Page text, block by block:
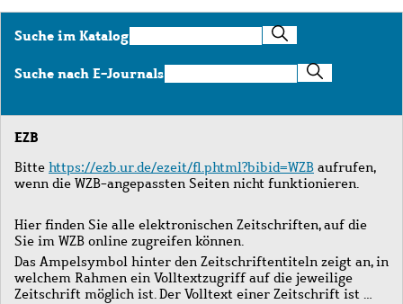
Suche im KatalogSuche
im
Katalog
Suche nach E-JournalsSuche
nach
Journals
EZB
Bitte https://ezb.ur.de/ezeit/fl.phtml?bibid=WZB aufrufen,
wenn die WZB-angepassten Seiten nicht funktionieren.
Hier finden Sie alle elektronischen Zeitschriften, auf die
Sie im WZB online zugreifen können.
Das Ampelsymbol hinter den Zeitschriftentiteln zeigt an, in
welchem Rahmen ein Volltextzugriff auf die jeweilige
Zeitschrift möglich ist. Der Volltext einer Zeitschrift ist …